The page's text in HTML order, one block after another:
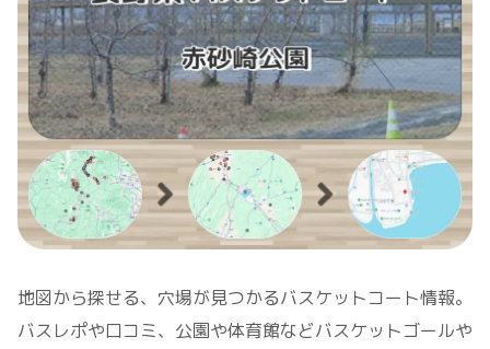
地図から探せる、穴場が見つかるバスケットコート情報。
バスレポや口コミ、公園や体育館などバスケットゴールや